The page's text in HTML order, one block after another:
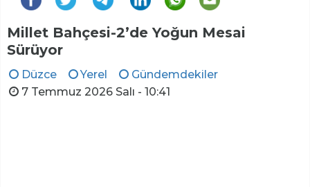
Millet Bahçesi-2’de Yoğun Mesai
Sürüyor
Düzce Yerel
Gündemdekiler
7 Temmuz 2026 Salı - 10:41